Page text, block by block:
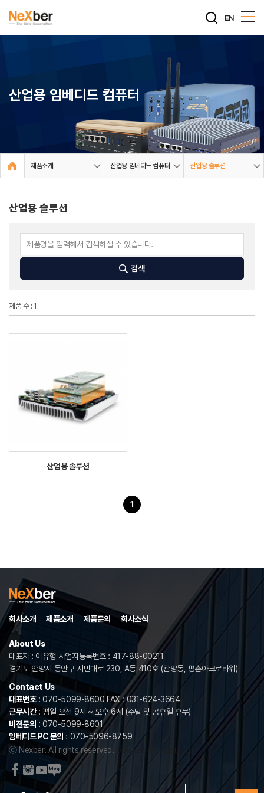
EN
산업용 임베디드 컴퓨터
제품소개 산업용 임베디드 컴퓨터 산업용 솔루션
산업용 솔루션
검색
제품 수 : 1
산업용 솔루션
1
회사소개 제품소개 제품문의 회사소식
About Us
대표자 : 이유형 사업자등록번호 : 417-88-00211
경기도 안양시 동안구 시민대로 230, A동 410호 (관양동, 평촌아크로타워)
Contact Us
대표번호: 070-5099-8600 FAX : 031-624-3664
근무시간: 평일 오전 9시 ~ 오후 6시 (주말 및 공휴일 휴무)
비젼문의 : 070-5099-8601
임베디드 PC 문의 : 070-5096-8759
ⓒ Nexber. All rights reserved.
Designed by website.co.kr